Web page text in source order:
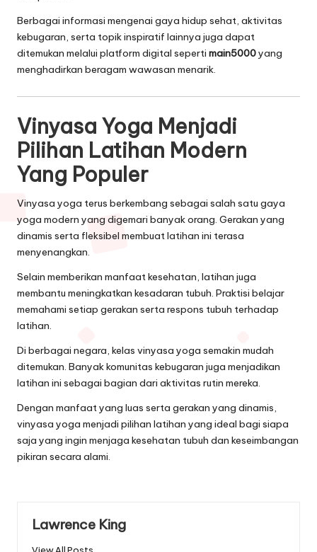
Berbagai informasi mengenai gaya hidup sehat, aktivitas
kebugaran, serta topik inspiratif lainnya juga dapat
ditemukan melalui platform digital seperti main5000yang
menghadirkan beragam wawasan menarik.
Vinyasa Yoga Menjadi
Pilihan Latihan Modern
Yang Populer
Vinyasa yoga terus berkembang sebagai salah satu gaya
yoga modern yang digemari banyak orang. Gerakan yang
dinamis serta fleksibel membuat latihan ini terasa
menyenangkan.
Selain memberikan manfaat kesehatan, latihan juga
membantu meningkatkan kesadaran tubuh. Praktisi belajar
memahami setiap gerakan serta respons tubuh terhadap
latihan.
Di berbagai negara, kelas vinyasa yoga semakin mudah
ditemukan. Banyak komunitas kebugaran juga menjadikan
latihan ini sebagai bagian dari aktivitas rutin mereka.
Dengan manfaat yang luas serta gerakan yang dinamis,
vinyasa yoga menjadi pilihan latihan yang ideal bagi siapa
saja yang ingin menjaga kesehatan tubuh dan keseimbangan
pikiran secara alami.
Lawrence King